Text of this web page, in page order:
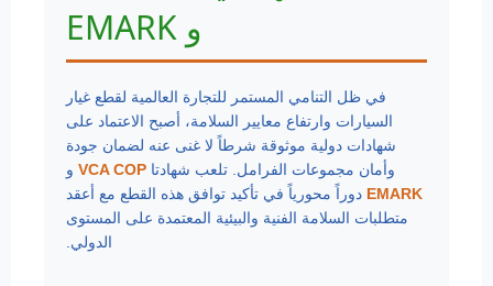
و EMARK
في ظل التنامي المستمر للتجارة العالمية لقطع غيار
السيارات وارتفاع معايير السلامة، أصبح الاعتماد على
شهادات دولية موثوقة شرطاً لا غنى عنه لضمان جودة
وأمان مجموعات الفرامل. تلعب شهادتا VCA COP و
EMARK دوراً محورياً في تأكيد توافق هذه القطع مع أعقد
متطلبات السلامة الفنية والبيئية المعتمدة على المستوى
الدولي.